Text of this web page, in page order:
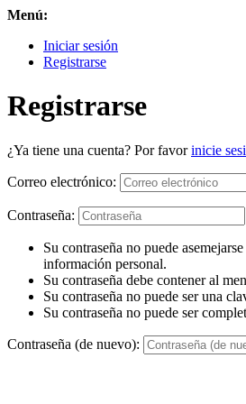
Menú:
Iniciar sesión
Registrarse
Registrarse
¿Ya tiene una cuenta? Por favorinicie
Correo electrónico:
Contraseña:
Su contraseña no puede
información personal.
Su contraseña debe contener al
Su contraseña no puede ser una
Su contraseña no puede ser
Contraseña (de nuevo):